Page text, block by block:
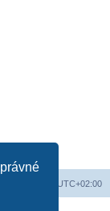
UTC+02:00